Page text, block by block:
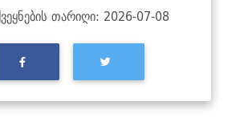
თარიღი: 2026-07-08